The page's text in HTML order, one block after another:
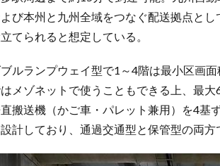
び本州と九州全域をつなぐ配送拠点と
てられると想定している。
ルランプウェイ型で1～4階は最小区画
メゾネットで使うこともできる上、最
搬送機（かご車・パレット兼用）を4基
設計しており、通過交通型と保管型の両